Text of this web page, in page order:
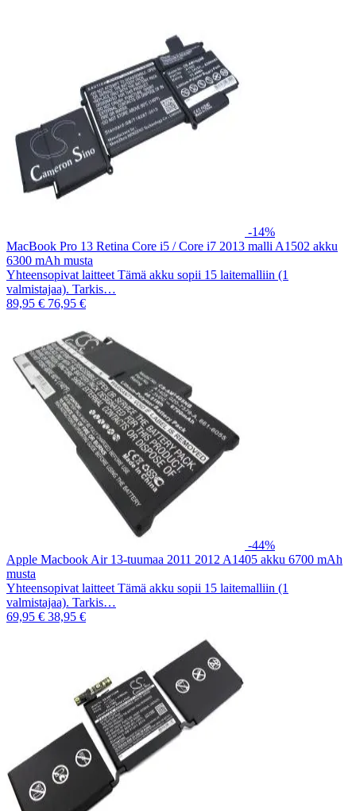
-14%
MacBook Pro 13 Retina Core i5 / Core i7 2013 malli A1502 akku
6300 mAh musta
Yhteensopivat laitteet Tämä akku sopii 15 laitemalliin (1
valmistajaa). Tarkis…
89,95 € 76,95 €
-44%
Apple Macbook Air 13-tuumaa 2011 2012 A1405 akku 6700 mAh
musta
Yhteensopivat laitteet Tämä akku sopii 15 laitemalliin (1
valmistajaa). Tarkis…
69,95 € 38,95 €